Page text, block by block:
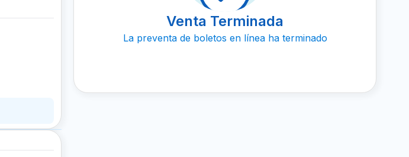
Venta Terminada
La preventa de boletos en línea ha terminado